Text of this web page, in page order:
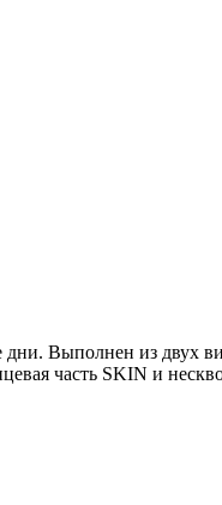
Выполнен из двух
часть SKIN и